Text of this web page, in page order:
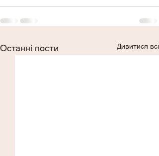
Останні пости Дивитися всі